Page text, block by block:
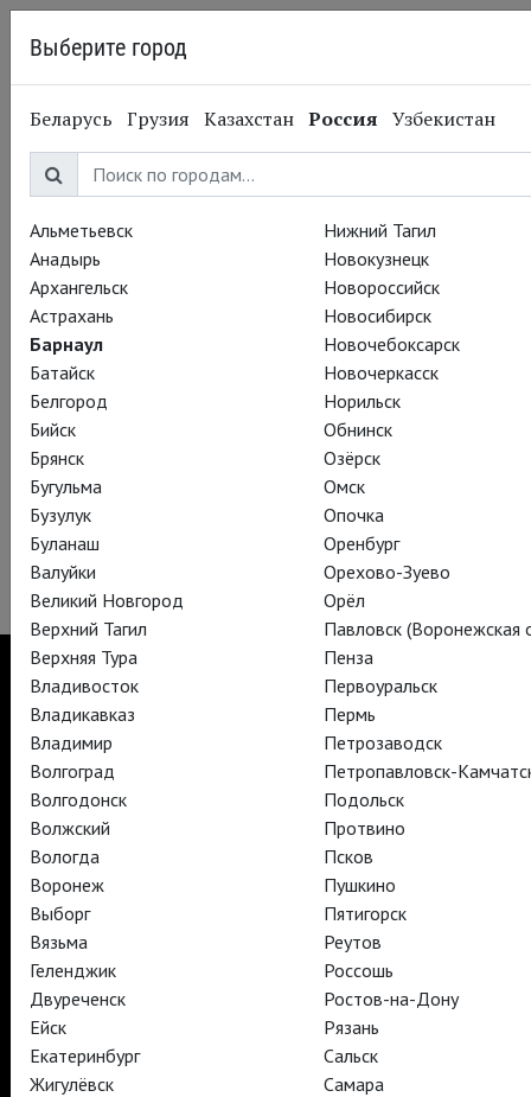
20.10.2013 Королевская Шекспировская Компания
RSC: Ричард II
Дэвид Теннант в образе короля. Больше фото –на сайте
TheatreHD
TheatreHD Опера
TheatreHD Балет в кино
АРТ-ЛЕКТОРИЙ В КИНО
TheatreHD
АРТ-ЛЕКТОРИЙ В КИНО
TheatreHD
TheatreHD Опера
TheatreHD Балет в кино
АРТ-ЛЕКТОРИЙ В КИНО
Выберите город
Беларусь Грузия Казахстан Россия Узбекистан
Альметьевск
Анадырь
Архангельск
Астрахань
Барнаул
Батайск
Белгород
Бийск
Брянск
Бугульма
Бузулук
Буланаш
Валуйки
Великий Новгород
Верхний Тагил
Верхняя Тура
Владивосток
Владикавказ
Владимир
Волгоград
Волгодонск
Волжский
Вологда
Воронеж
Выборг
Вязьма
Геленджик
Двуреченск
Ейск
Екатеринбург
Жигулёвск
Нижний Тагил
Новокузнецк
Новороссийск
Новосибирск
Новочебоксарск
Новочеркасск
Норильск
Обнинск
Озёрск
Омск
Опочка
Оренбург
Орехово-Зуево
Орёл
Павловск (Воронежская
Пенза
Первоуральск
Пермь
Петрозаводск
Петропавловск-
Подольск
Протвино
Псков
Пушкино
Пятигорск
Реутов
Россошь
Ростов-на-Дону
Рязань
Сальск
Самара